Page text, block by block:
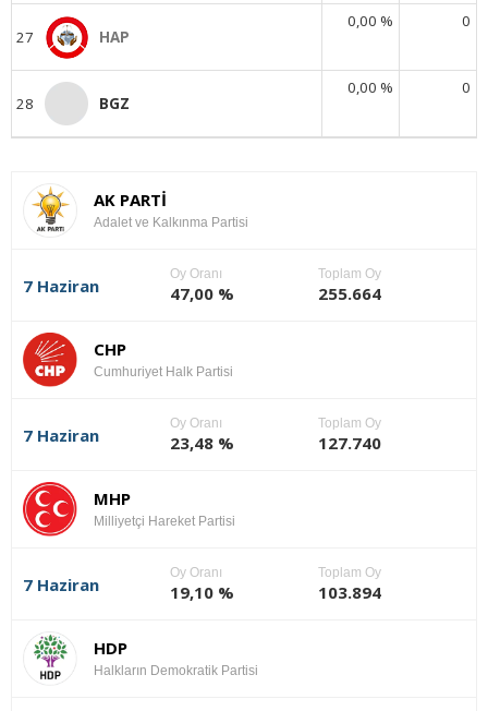
27 HAP
0,00 % 0
28 BGZ
0,00 % 0
AK PARTİ
Adalet ve Kalkınma Partisi
7 Haziran
Oy Oranı
47,00 %
Toplam Oy
255.664
CHP
Cumhuriyet Halk Partisi
7 Haziran
Oy Oranı
23,48 %
Toplam Oy
127.740
MHP
Milliyetçi Hareket Partisi
7 Haziran
Oy Oranı
19,10 %
Toplam Oy
103.894
HDP
Halkların Demokratik Partisi